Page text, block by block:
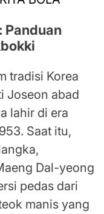
Panduan
tradisi Korea
Joseon abad
lahir di era
Saat itu,
Dal-yeong
pedas dari
manis yang